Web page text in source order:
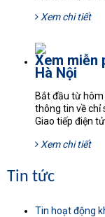
Xem chi tiết
Xem miễn
Hà Nội
Bắt đầu từ
thông tin về chỉ
Giao tiếp điện
Xem chi tiết
Tin tức
Tin hoạt động